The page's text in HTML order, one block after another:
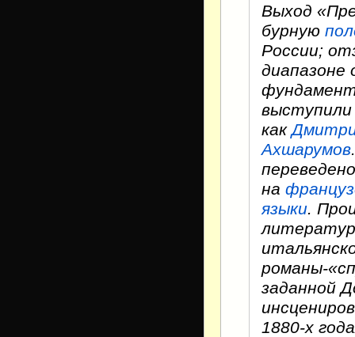
Выход
бурную
России;
диапазоне
выступили
как
Ахшарумов
переведено
на
языки.
романы-
заданной
1880-х